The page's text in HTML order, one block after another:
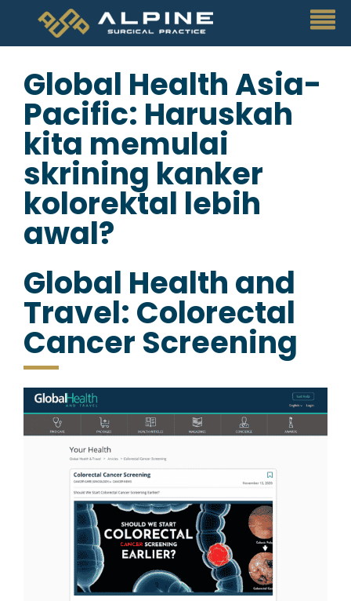
Global Health Asia-
Pacific: Haruskah
kita memulai
skrining kanker
kolorektal lebih
awal?
Global Health and
Travel: Colorectal
Cancer Screening